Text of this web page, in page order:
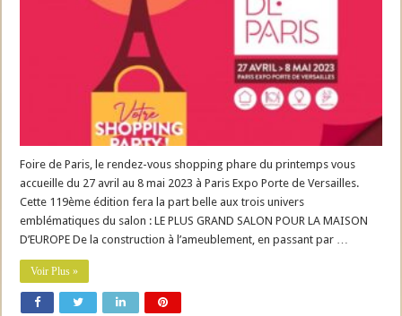
Foire de Paris, le rendez-vous shopping phare du printemps vous
accueille du 27 avril au 8 mai 2023 à Paris Expo Porte de Versailles.
Cette 119ème édition fera la part belle aux trois univers
emblématiques du salon : LE PLUS GRAND SALON POUR LA MAISON
D’EUROPE De la construction à l’ameublement, en passant par …
Voir Plus »